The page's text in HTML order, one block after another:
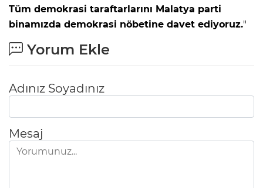
Tüm demokrasi taraftarlarını Malatya parti
binamızda demokrasi nöbetine davet ediyoruz."
Yorum Ekle
Adınız Soyadınız
Mesaj